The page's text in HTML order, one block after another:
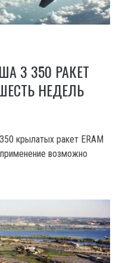
3 350 РАКЕТ
НЕДЕЛЬ
крылатых ракет ERAM
возможно